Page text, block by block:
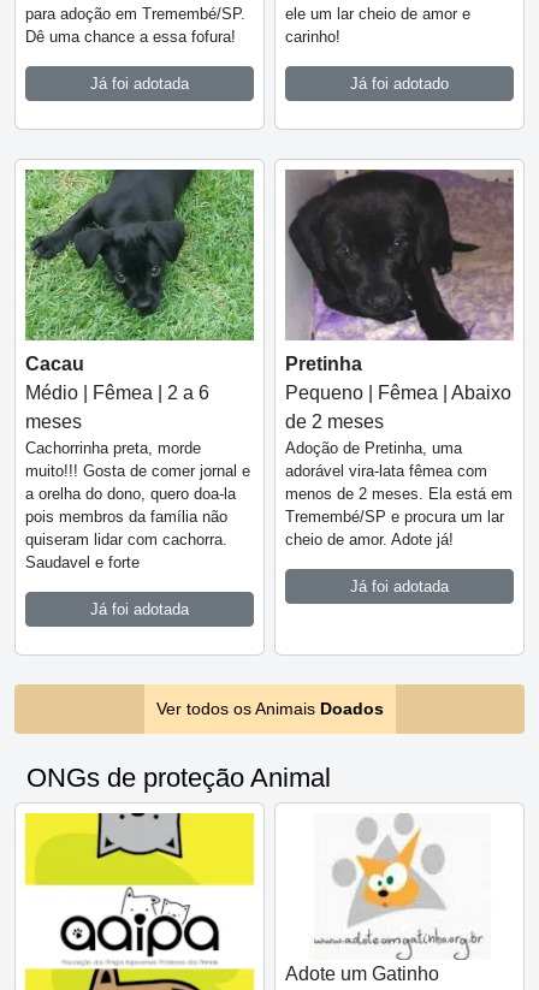
para adoção em Tremembé/SP.
Dê uma chance a essa fofura!
Já foi adotada
ele um lar cheio de amor e
carinho!
Já foi adotado
Cacau
Médio | Fêmea | 2 a 6
meses
Cachorrinha preta, morde
muito!!! Gosta de comer jornal e
a orelha do dono, quero doa-la
pois membros da família não
quiseram lidar com cachorra.
Saudavel e forte
Já foi adotada
Pretinha
Pequeno | Fêmea | Abaixo
de 2 meses
Adoção de Pretinha, uma
adorável vira-lata fêmea com
menos de 2 meses. Ela está em
Tremembé/SP e procura um lar
cheio de amor. Adote já!
Já foi adotada
Ver todos os Animais Doados
ONGs de proteção Animal
Adote um Gatinho